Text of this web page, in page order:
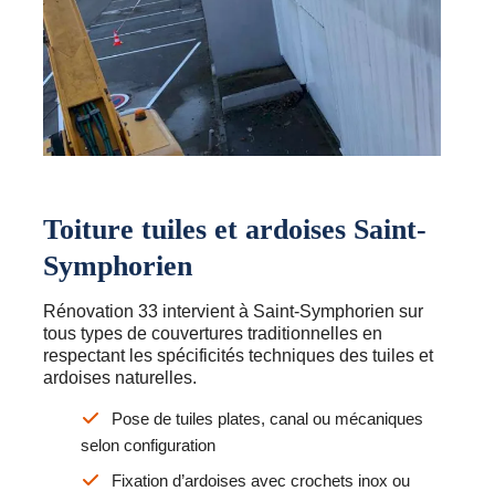
Toiture tuiles et ardoises Saint-
Symphorien
Rénovation 33 intervient à Saint-Symphorien sur
tous types de couvertures traditionnelles en
respectant les spécificités techniques des tuiles et
ardoises naturelles.
Pose de tuiles plates, canal ou mécaniques
selon configuration
Fixation d’ardoises avec crochets inox ou